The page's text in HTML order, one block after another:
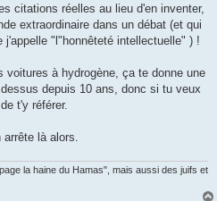
citations réelles au lieu d'en inventer,
extraordinaire dans un débat (et qui
"l"honnêteté intellectuelle" ) !
voitures à hydrogène, ça te donne une
depuis 10 ans, donc si tu veux
t'y référer.
là alors.
la haine du Hamas", mais aussi des juifs et